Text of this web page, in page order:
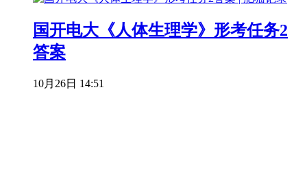
国开电大《人体生理学》形考任务2
答案
10月26日 14:51